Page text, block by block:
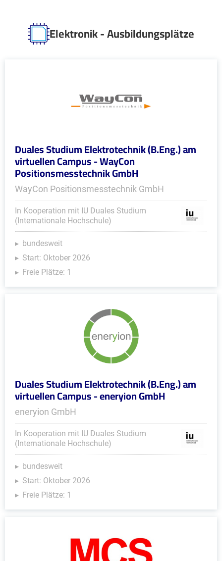
Elektronik - Ausbildungsplätze
Duales Studium Elektrotechnik (B.Eng.) am
virtuellen Campus - WayCon
Positionsmesstechnik GmbH
WayCon Positionsmesstechnik GmbH
In Kooperation mit IU Duales Studium
(Internationale Hochschule)
bundesweit
Start: Oktober 2026
Freie Plätze: 1
Duales Studium Elektrotechnik (B.Eng.) am
virtuellen Campus - eneryion GmbH
eneryion GmbH
In Kooperation mit IU Duales Studium
(Internationale Hochschule)
bundesweit
Start: Oktober 2026
Freie Plätze: 1